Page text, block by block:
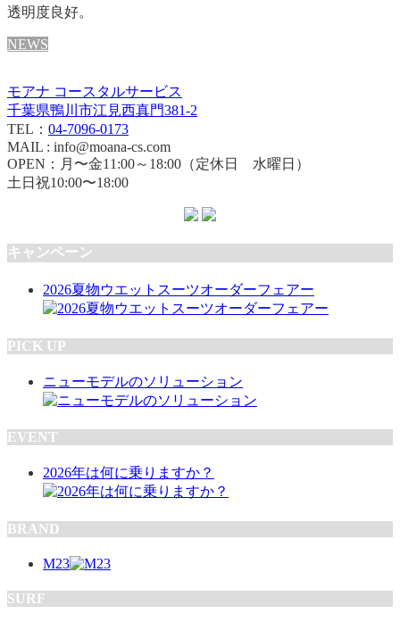
透明度良好。
NEWS
モアナ コースタルサービス
千葉県鴨川市江見西真門381-2
TEL： 04-7096-0173
MAIL : info@moana-cs.com
OPEN：月〜金11:00～18:00（定休日 水曜日）
土日祝10:00〜18:00
キャンペーン
2026夏物ウエットスーツオーダーフェアー
PICK UP
ニューモデルのソリューション
EVENT
2026年は何に乗りますか？
BRAND
M23
SURF